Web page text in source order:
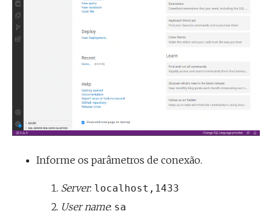
Informe os parâmetros de conexão.
Server: localhost,1433
User name: sa